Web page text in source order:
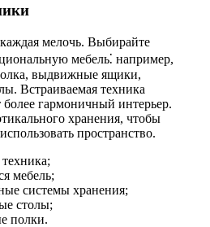
мелочь. Выбирайте
мебель⁚ например,
выдвижные ящики,
Встраиваемая техника
более гармоничный интерьер.
хранения, чтобы
пространство.
мебель;
системы хранения;
столы;
полки.